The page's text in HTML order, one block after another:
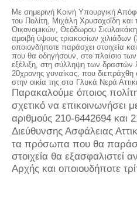
Με σημερινή Κοινή Υπουργική
του Πολίτη, Μιχάλη Χρυσοχοΐδη
Οικονομικών, Θεόδωρου
αμοιβή ύψους τριακοσίων
οποιονδήποτε παράσχει στοιχεία
που θα οδηγήσουν, στο πλαίσιο
εξέλιξη, στη σύλληψη των δραστών
20χρονης γυναίκας, που
στην οικία της στα Γλυκά Νερά
Παρακαλούμε όποιος
σχετικό να επικοινωνήσει
αριθμούς 210-6442694 και
Διεύθυνσης Ασφάλειας
τα πρόσωπα που θα
στοιχεία θα εξασφαλιστεί
Αρχής και οποιουδήποτε